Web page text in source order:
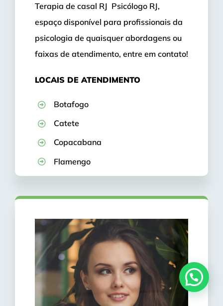
Terapia de casal RJ Psicólogo RJ,
espaço disponível para profissionais da
psicologia de quaisquer abordagens ou
faixas de atendimento, entre em contato!
LOCAIS DE ATENDIMENTO
Botafogo
Catete
Copacabana
Flamengo